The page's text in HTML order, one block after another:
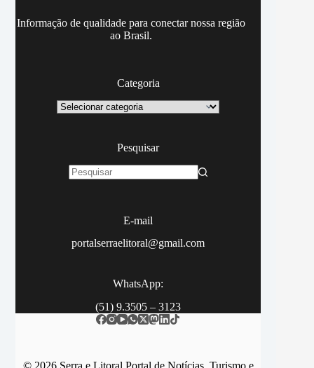
Informação de qualidade para conectar nossa região
ao Brasil.
Categoria
Categoria
Pesquisar
E-mail
portalserraelitoral@gmail.com
WhatsApp:
(51) 9.3505 – 3123